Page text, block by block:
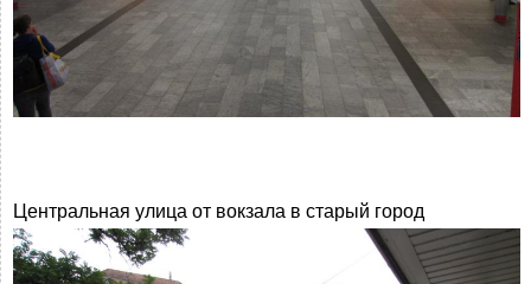
Центральная улица от вокзала в старый город